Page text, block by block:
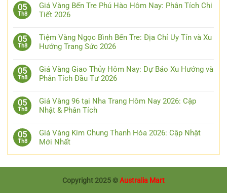
05
Th8
Giá Vàng Bến Tre Phú Hào Hôm Nay: Phân Tích Chi
Tiết 2026
05
Th8
Tiệm Vàng Ngọc Bình Bến Tre: Địa Chỉ Uy Tín và Xu
Hướng Trang Sức 2026
05
Th8
Giá Vàng Giao Thủy Hôm Nay: Dự Báo Xu Hướng và
Phân Tích Đầu Tư 2026
05
Th8
Giá Vàng 96 tại Nha Trang Hôm Nay 2026: Cập
Nhật & Phân Tích
05
Th8
Giá Vàng Kim Chung Thanh Hóa 2026: Cập Nhật
Mới Nhất
Copyright 2025 ©Australia Mart